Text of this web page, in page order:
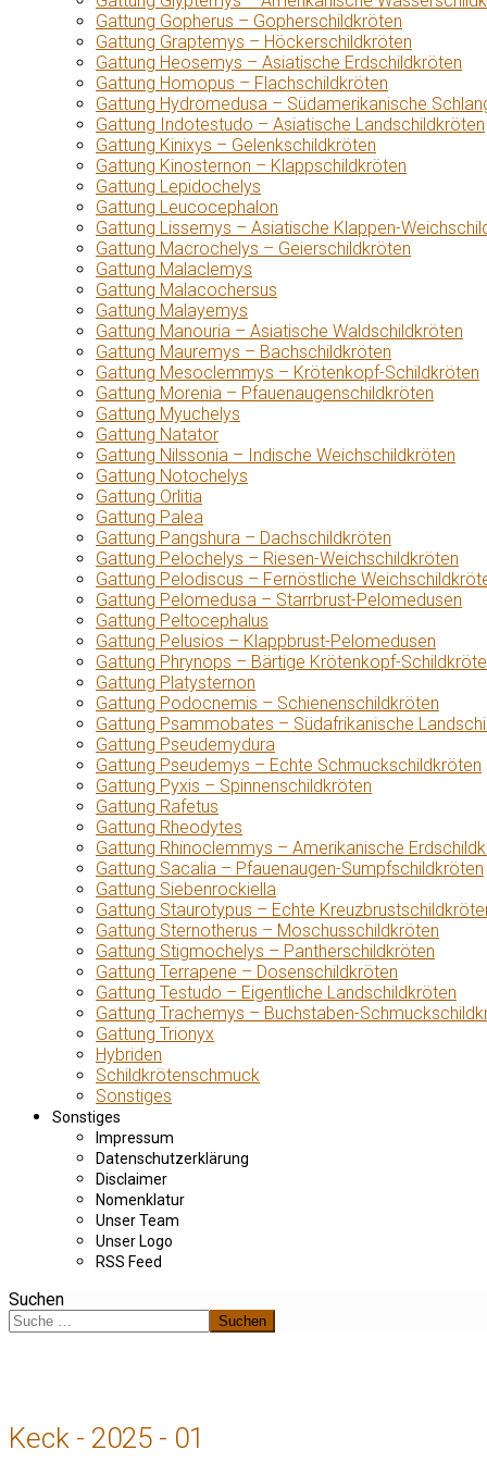
Gattung Gopherus – Gopherschildkröten
Gattung Graptemys – Höckerschildkröten
Gattung Heosemys – Asiatische Erdschildkröten
Gattung Homopus – Flachschildkröten
Gattung Hydromedusa – Südamerikanische
Gattung Indotestudo – Asiatische Landschildkröten
Gattung Kinixys – Gelenkschildkröten
Gattung Kinosternon – Klappschildkröten
Gattung Lepidochelys
Gattung Leucocephalon
Gattung Lissemys – Asiatische Klappen-
Gattung Macrochelys – Geierschildkröten
Gattung Malaclemys
Gattung Malacochersus
Gattung Malayemys
Gattung Manouria – Asiatische Waldschildkröten
Gattung Mauremys – Bachschildkröten
Gattung Mesoclemmys – Krötenkopf-Schildkröten
Gattung Morenia – Pfauenaugenschildkröten
Gattung Myuchelys
Gattung Natator
Gattung Nilssonia – Indische Weichschildkröten
Gattung Notochelys
Gattung Orlitia
Gattung Palea
Gattung Pangshura – Dachschildkröten
Gattung Pelochelys – Riesen-Weichschildkröten
Gattung Pelodiscus – Fernöstliche
Gattung Pelomedusa – Starrbrust-Pelomedusen
Gattung Peltocephalus
Gattung Pelusios – Klappbrust-Pelomedusen
Gattung Phrynops – Bärtige Krötenkopf-
Gattung Platysternon
Gattung Podocnemis – Schienenschildkröten
Gattung Psammobates – Südafrikanische
Gattung Pseudemydura
Gattung Pseudemys – Echte Schmuckschildkröten
Gattung Pyxis – Spinnenschildkröten
Gattung Rafetus
Gattung Rheodytes
Gattung Rhinoclemmys – Amerikanische
Gattung Sacalia – Pfauenaugen-Sumpfschildkröten
Gattung Siebenrockiella
Gattung Staurotypus – Echte
Gattung Sternotherus – Moschusschildkröten
Gattung Stigmochelys – Pantherschildkröten
Gattung Terrapene – Dosenschildkröten
Gattung Testudo – Eigentliche Landschildkröten
Gattung Trachemys – Buchstaben-
Gattung Trionyx
Hybriden
Schildkrötenschmuck
Sonstiges
Sonstiges
Impressum
Datenschutzerklärung
Disclaimer
Nomenklatur
Unser Team
Unser Logo
RSS Feed
Suchen
Suchen
Keck - 2025 - 01